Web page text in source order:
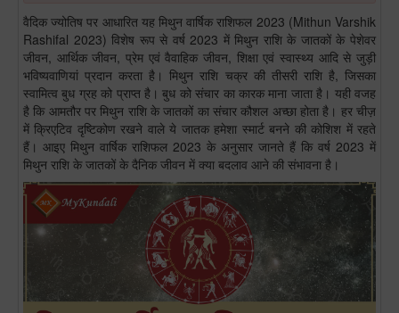
वैदिक ज्योतिष पर आधारित यह मिथुन वार्षिक राशिफल 2023 (Mithun Varshik
Rashifal 2023) विशेष रूप से वर्ष 2023 में मिथुन राशि के जातकों के पेशेवर
जीवन, आर्थिक जीवन, प्रेम एवं वैवाहिक जीवन, शिक्षा एवं स्वास्थ्य आदि से जुड़ी
भविष्यवाणियां प्रदान करता है। मिथुन राशि चक्र की तीसरी राशि है, जिसका
स्वामित्व बुध ग्रह को प्राप्त है। बुध को संचार का कारक माना जाता है। यही वजह
है कि आमतौर पर मिथुन राशि के जातकों का संचार कौशल अच्छा होता है। हर चीज़
में क्रिएटिव दृष्टिकोण रखने वाले ये जातक हमेशा स्मार्ट बनने की कोशिश में रहते
हैं। आइए मिथुन वार्षिक राशिफल 2023 के अनुसार जानते हैं कि वर्ष 2023 में
मिथुन राशि के जातकों के दैनिक जीवन में क्या बदलाव आने की संभावना है।